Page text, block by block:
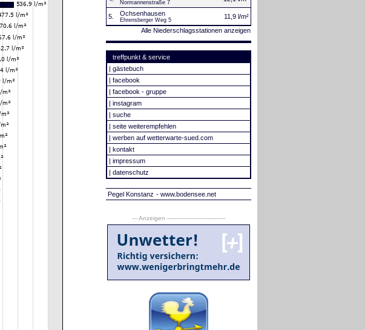
Normannenstraße 7
5. Ochsenhausen
Ehrensberger Weg 5
11,9 l/m²
Alle Niederschlagsstationen anzeigen
treffpunkt & service
| gästebuch
| facebook
| facebook - gruppe
| instagram
| suche
| seite weiterempfehlen
| werben auf wetterwarte-sued.com
| kontakt
| impressum
| datenschutz
Pegel Konstanz - www.bodensee.net
--- Anzeigen --------------------------------